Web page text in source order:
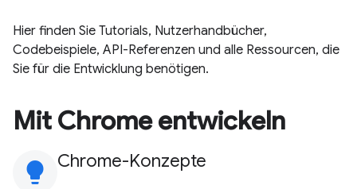
Hier finden Sie Tutorials, Nutzerhandbücher,
Codebeispiele, API-Referenzen und alle Ressourcen, die
Sie für die Entwicklung benötigen.
Mit Chrome entwickeln
lightbulb Chrome-Konzepte